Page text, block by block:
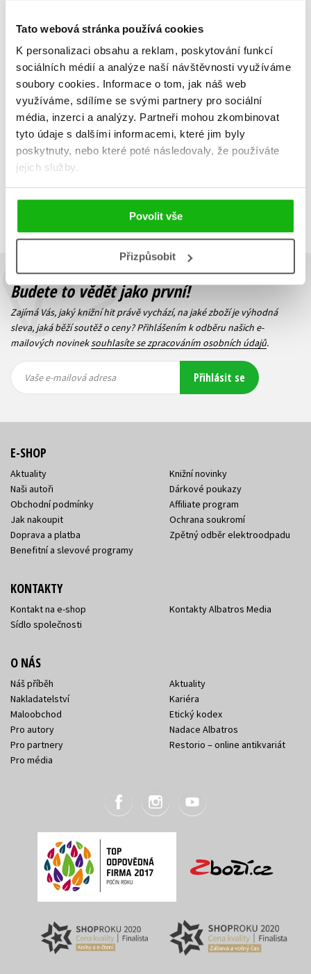
Tato webová stránka používá cookies
K personalizaci obsahu a reklam, poskytování funkcí
sociálních médií a analýze naší návštěvnosti využíváme
soubory cookies. Informace o tom, jak náš web
využíváme, sdílíme se svými partnery pro sociální
média, inzerci a analýzy. Partneři mohou zkombinovat
tyto údaje s dalšími informacemi, které jim byly
poskytnuty, nebo které poté následovaly, že používáte
jejich služby.
Povolit vše
Přizpůsobit
Kolik má kočka životů
Lucie Šilhová Jana Jašová
Simona Bohatá,
Klára Mandausová,
Klára Kubíčková ,
Sára Saudková,
Karolina Kamberská
263 Kč329 Kč
Do košíku
Kilometry s dětmi
Klára Kubíčková
319 Kč 399 Kč
Do košíku
Zobrazuji 1 až 2 z celkem 2 záznamů
Předchozí 1
Budete to vědět jako první!
Zajímá Vás, jaký knižní hit právě vychází, na jaké zboží je výhodná
sleva, jaká běží soutěž o ceny? Přihlášením k odběru našich e-
mailových novineksouhlasíte se zpracováním osobních údajů.
mailová
mailová
Vaše e-mailová adresa Přihlásit se
E-SHOP
Aktuality
Naši autoři
Obchodní podmínky
Jak nakoupit
Doprava a platba
Benefitní a slevové programy
Knižní novinky
Dárkové poukazy
Affiliate program
Ochrana soukromí
Zpětný odběr elektroodpadu
KONTAKTY
Kontakt na e-shop
Sídlo společnosti
Kontakty Albatros Media
O NÁS
Náš příběh
Nakladatelství
Maloobchod
Pro autory
Pro partnery
Pro média
Aktuality
Kariéra
Etický kodex
Nadace Albatros
Restorio – online antikvariát